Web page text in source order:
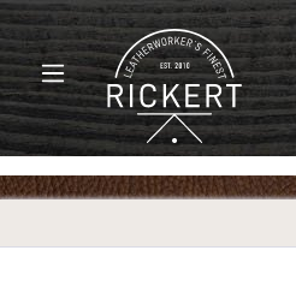
Zum Hauptinhalt springen